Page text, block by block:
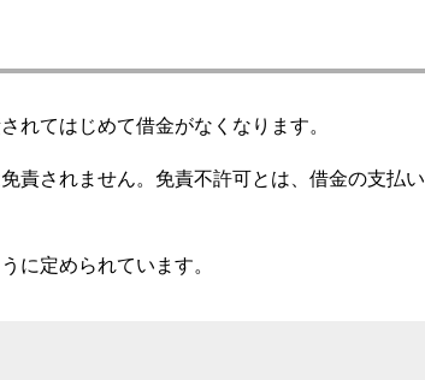
れてはじめて借金がなくなります。
責されません。免責不許可とは、借金の支払い
に定められています。